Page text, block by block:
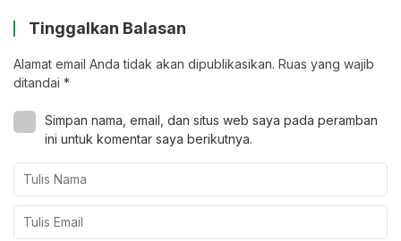
Tinggalkan Balasan
Alamat email Anda tidak akan dipublikasikan. Ruas yang wajib
ditandai *
Simpan nama, email, dan situs web saya pada peramban
ini untuk komentar saya berikutnya.